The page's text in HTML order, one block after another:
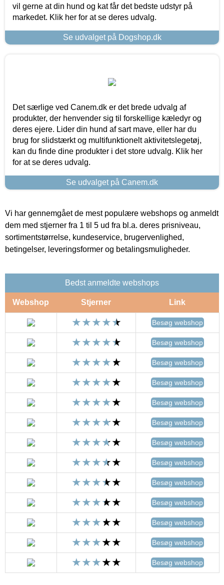
vil gerne at din hund og kat får det bedste udstyr på
markedet. Klik her for at se deres udvalg.
Se udvalget på Dogshop.dk
Det særlige ved Canem.dk er det brede udvalg af
produkter, der henvender sig til forskellige kæledyr og
deres ejere. Lider din hund af sart mave, eller har du
brug for slidstærkt og multifunktionelt aktivitetslegetøj,
kan du finde dine produkter i det store udvalg. Klik her
for at se deres udvalg.
Se udvalget på Canem.dk
Vi har gennemgået de mest populære webshops og anmeldt
dem med stjerner fra 1 til 5 ud fra bl.a. deres prisniveau,
sortimentstørrelse, kundeservice, brugervenlighed,
betingelser, leveringsformer og betalingsmuligheder.
Bedst anmeldte webshops
Webshop Stjerner Link
Besøg webshop
Besøg webshop
Besøg webshop
Besøg webshop
Besøg webshop
Besøg webshop
Besøg webshop
Besøg webshop
Besøg webshop
Besøg webshop
Besøg webshop
Besøg webshop
Besøg webshop